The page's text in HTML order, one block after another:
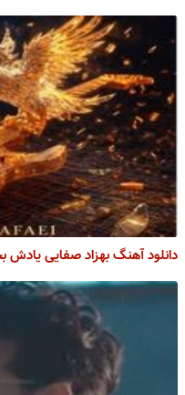
دانلود آهنگ بهزاد صفایی یادش